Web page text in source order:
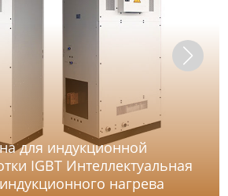
для индукционной
IGBT Интеллектуальная
нагрева